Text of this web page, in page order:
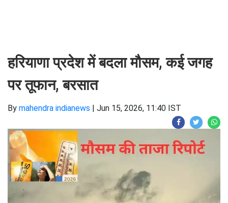
हरियाणा प्रदेश में बदला मौसम, कई जगह
पर तूफान, बरसात
By mahendra indianews | Jun 15, 2026, 11:40 IST